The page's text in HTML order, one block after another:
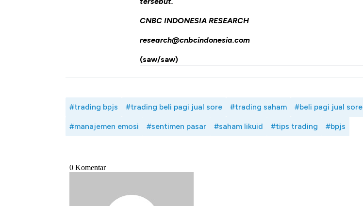
CNBC INDONESIA RESEARCH
research@cnbcindonesia.com
(saw/saw)
#trading bpjs #trading beli pagi jual sore #trading saham #beli pagi jual sore
#manajemen emosi #sentimen pasar #saham likuid #tips trading #bpjs